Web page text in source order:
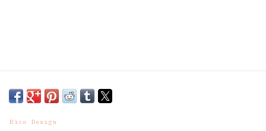
Rico Design